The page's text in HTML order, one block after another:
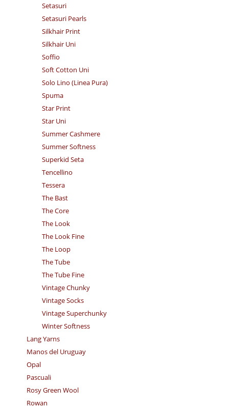
Setasuri
Setasuri Pearls
Silkhair Print
Silkhair Uni
Soffio
Soft Cotton Uni
Solo Lino (Linea Pura)
Spuma
Star Print
Star Uni
Summer Cashmere
Summer Softness
Superkid Seta
Tencellino
Tessera
The Bast
The Core
The Look
The Look Fine
The Loop
The Tube
The Tube Fine
Vintage Chunky
Vintage Socks
Vintage Superchunky
Winter Softness
Lang Yarns
Manos del Uruguay
Opal
Pascuali
Rosy Green Wool
Rowan